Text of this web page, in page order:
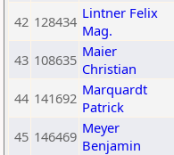
42 128434 Lintner Felix
Mag.
43 108635 Maier
Christian
44 141692 Marquardt
Patrick
45 146469 Meyer
Benjamin